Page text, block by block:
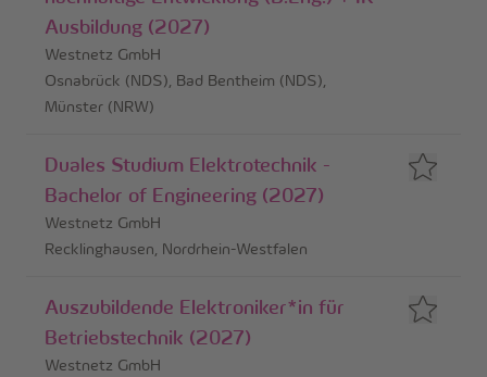
Ausbildung (2027)
Westnetz GmbH
Osnabrück (NDS), Bad Bentheim (NDS),
Münster (NRW)
Duales Studium Elektrotechnik -
Bachelor of Engineering (2027)
Westnetz GmbH
Recklinghausen, Nordrhein-Westfalen
Auszubildende Elektroniker*in für
Betriebstechnik (2027)
Westnetz GmbH